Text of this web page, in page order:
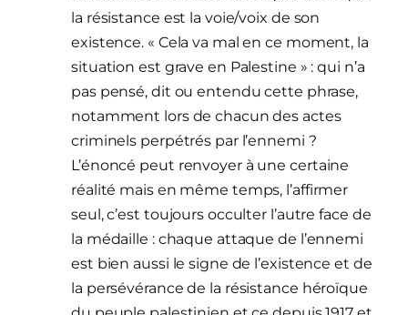
la résistance est la voie/voix de son
existence. « Cela va mal en ce moment, la
situation est grave en Palestine » : qui n’a
pas pensé, dit ou entendu cette phrase,
notamment lors de chacun des actes
criminels perpétrés par l’ennemi ?
L’énoncé peut renvoyer à une certaine
réalité mais en même temps, l’affirmer
seul, c’est toujours occulter l’autre face de
la médaille : chaque attaque de l’ennemi
est bien aussi le signe de l’existence et de
la persévérance de la résistance héroïque